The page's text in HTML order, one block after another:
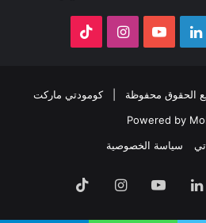
لينكدإنيوتيوبانستقرام
كومودتي ماركت
Powered by
سياسة الخصوصية
لينكدإنيوتيوبانستقرام